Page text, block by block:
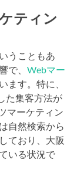
ティン
うこともあ
で、Webマー
ます。特に、
た集客方法が
マーケティン
自然検索から
ており、大阪
いる状況で